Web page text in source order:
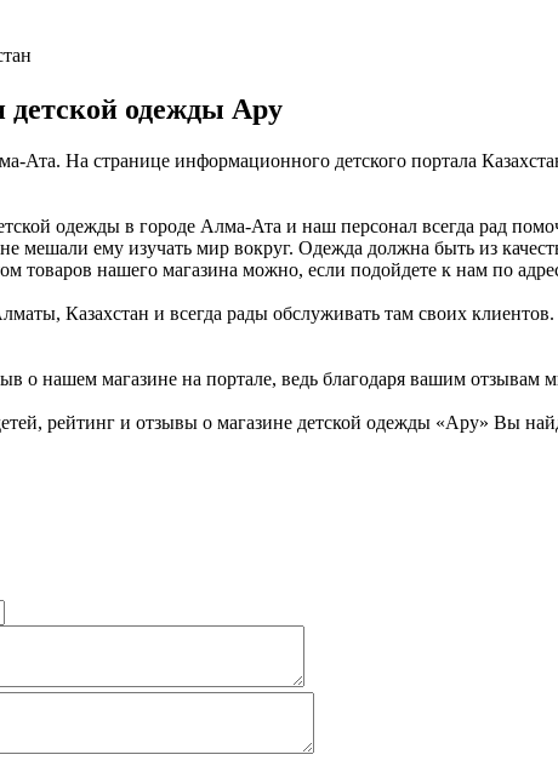
одежды Ару
Ата. На странице информационного детского портала
одежды в городе Алма-Ата и наш персонал всегда рад
мешали ему изучать мир вокруг. Одежда должна быть из
товаров нашего магазина можно, если подойдете к нам по
Казахстан и всегда рады обслуживать там своих
о нашем магазине на портале, ведь благодаря вашим отзывам
рейтинг и отзывы о магазине детской одежды «Ару» Вы